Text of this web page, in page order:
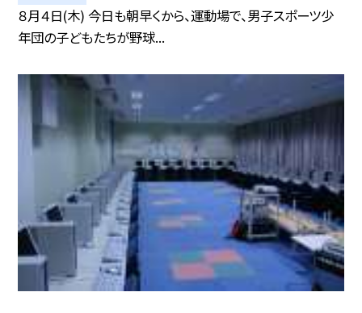
８月４日(木) 今日も朝早くから、運動場で、男子スポーツ少
年団の子どもたちが野球...